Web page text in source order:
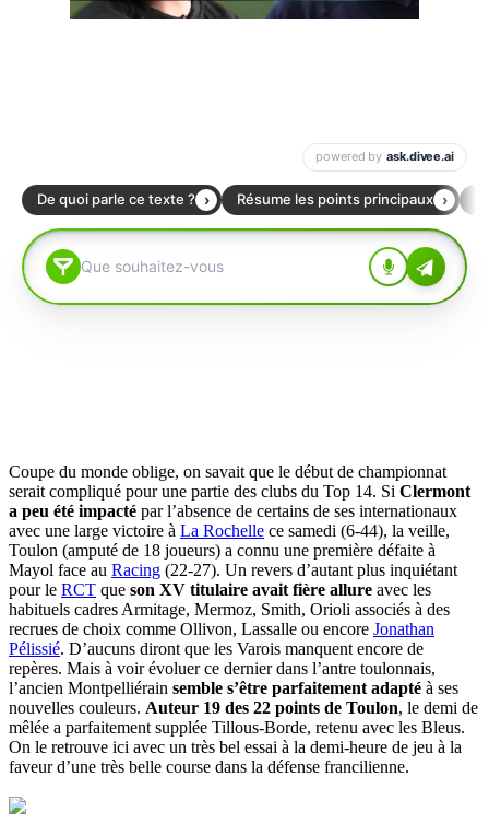
Coupe du monde oblige, on savait que le début de championnat
serait compliqué pour une partie des clubs du Top 14. Si Clermont
a peu été impacté par l’absence de certains de ses internationaux
avec une large victoire à La Rochelle ce samedi (6-44), la veille,
Toulon (amputé de 18 joueurs) a connu une première défaite à
Mayol face au Racing (22-27). Un revers d’autant plus inquiétant
pour le RCT que son XV titulaire avait fière allure avec les
habituels cadres Armitage, Mermoz, Smith, Orioli associés à des
recrues de choix comme Ollivon, Lassalle ou encore Jonathan
Pélissié. D’aucuns diront que les Varois manquent encore de
repères. Mais à voir évoluer ce dernier dans l’antre toulonnais,
l’ancien Montpelliérain semble s’être parfaitement adapté à ses
nouvelles couleurs. Auteur 19 des 22 points de Toulon, le demi de
mêlée a parfaitement supplée Tillous-Borde, retenu avec les Bleus.
On le retrouve ici avec un très bel essai à la demi-heure de jeu à la
faveur d’une très belle course dans la défense francilienne.